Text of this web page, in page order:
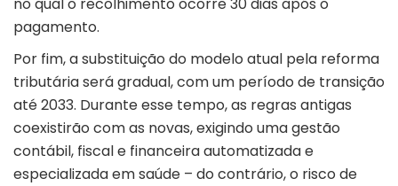
no qual o recolhimento ocorre 30 dias após o
pagamento.
Por fim, a substituição do modelo atual pela reforma
tributária será gradual, com um período de transição
até 2033. Durante esse tempo, as regras antigas
coexistirão com as novas, exigindo uma gestão
contábil, fiscal e financeira automatizada e
especializada em saúde – do contrário, o risco de